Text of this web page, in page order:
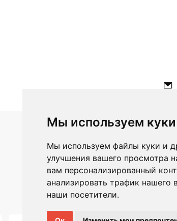
Мы используем куки
Мы используем файлы куки и
улучшения вашего просмотра
вам персонализированный
анализировать трафик нашего
наши посетители.